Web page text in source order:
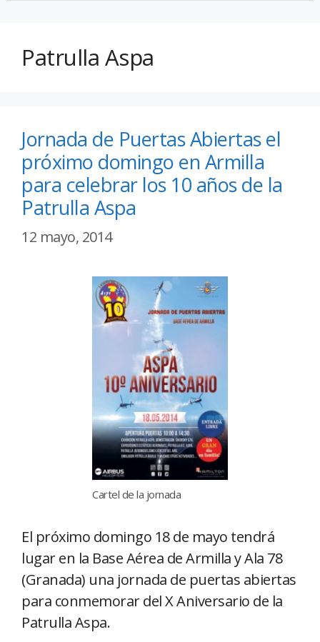
Patrulla Aspa
Jornada de Puertas Abiertas el
próximo domingo en Armilla
para celebrar los 10 años de la
Patrulla Aspa
12 mayo, 2014
Cartel de la jornada
El próximo domingo 18 de mayo tendrá
lugar en la Base Aérea de Armilla y Ala 78
(Granada) una jornada de puertas abiertas
para conmemorar del X Aniversario de la
Patrulla Aspa.